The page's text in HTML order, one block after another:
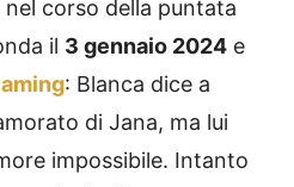
nel corso della puntata
il 3 gennaio 2024 e
: Blanca dice a
di Jana, ma lui
impossibile. Intanto